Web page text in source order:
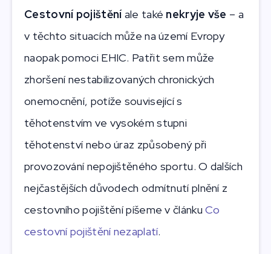
Cestovní pojištěníale také nekryje vše – a
v těchto situacích může na území Evropy
naopak pomoci EHIC. Patřit sem může
zhoršení nestabilizovaných chronických
onemocnění, potíže související s
těhotenstvím ve vysokém stupni
těhotenství nebo úraz způsobený při
provozování nepojištěného sportu. O dalších
nejčastějších důvodech odmítnutí plnění z
cestovního pojištění píšeme v článkuCo
cestovní pojištění nezaplatí.